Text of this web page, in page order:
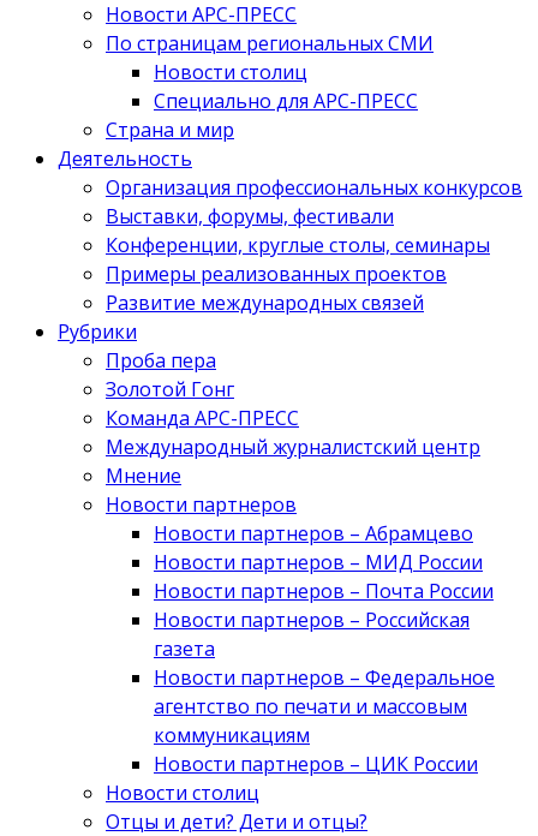
Новости АРС-ПРЕСС
По страницам региональных СМИ
Новости столиц
Специально для АРС-ПРЕСС
Страна и мир
Деятельность
Организация профессиональных конкурсов
Выставки, форумы, фестивали
Конференции, круглые столы, семинары
Примеры реализованных проектов
Развитие международных связей
Рубрики
Проба пера
Золотой Гонг
Команда АРС-ПРЕСС
Международный журналистский центр
Мнение
Новости партнеров
Новости партнеров – Абрамцево
Новости партнеров – МИД России
Новости партнеров – Почта России
Новости партнеров – Российская
газета
Новости партнеров – Федеральное
агентство по печати и массовым
коммуникациям
Новости партнеров – ЦИК России
Новости столиц
Отцы и дети? Дети и отцы?